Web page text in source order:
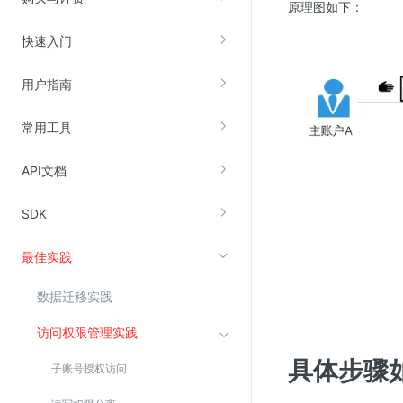
快速入门
用户指南
常用工具
API文档
SDK
最佳实践
数据迁移实践
访问权限管理实践
子账号授权访问
视频云服务
云直播(KLS)
边缘节点计算
金山云云防火墙
云堡垒机
高防IP(KAD)
原理图如下：
具体步骤